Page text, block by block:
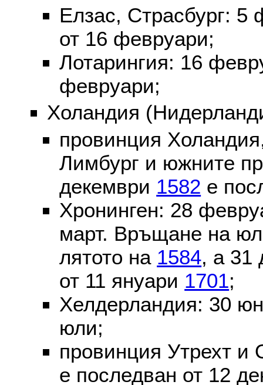
Елзас, Страсбург:
от 16 февруари;
Лотарингия: 16
февруари;
Холандия
провинция
Лимбург и южните
декември 1582 е
Хронинген: 28
март. Връщане на
лятото на 1584, а 31
от 11 януари 1701;
Хелдерландия: 30
юли;
провинция Утрехт
е последван от 12